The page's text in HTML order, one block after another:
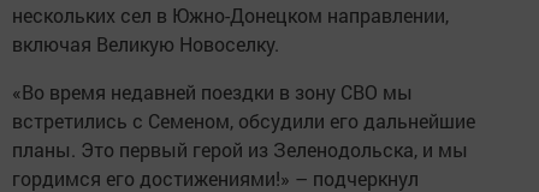
нескольких сел в Южно-Донецком направлении,
включая Великую Новоселку.
«Во время недавней поездки в зону СВО мы
встретились с Семеном, обсудили его дальнейшие
планы. Это первый герой из Зеленодольска, и мы
гордимся его достижениями!» – подчеркнул